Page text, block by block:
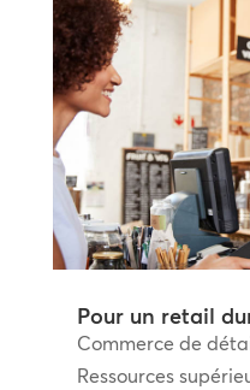
Pour un retail
Commerce de
Ressources